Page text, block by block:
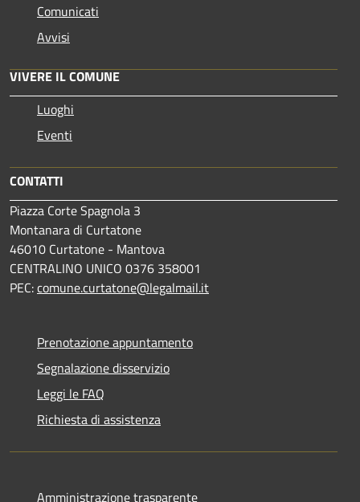
Comunicati
Avvisi
VIVERE IL COMUNE
Luoghi
Eventi
CONTATTI
Piazza Corte Spagnola 3
Montanara di Curtatone
46010 Curtatone - Mantova
CENTRALINO UNICO 0376 358001
PEC:comune.curtatone@legalmail.it
Prenotazione appuntamento
Segnalazione disservizio
Leggi le FAQ
Richiesta di assistenza
Amministrazione trasparente